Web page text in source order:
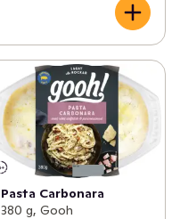
Pasta Carbonara
380 g, Gooh